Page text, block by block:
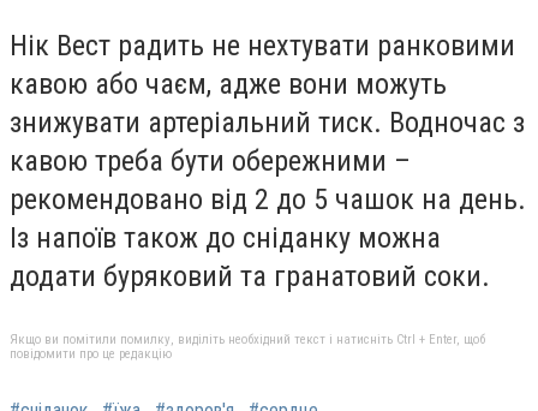
Нік Вест радить не нехтувати ранковими
кавою або чаєм, адже вони можуть
знижувати артеріальний тиск. Водночас з
кавою треба бути обережними –
рекомендовано від 2 до 5 чашок на день.
Із напоїв також до сніданку можна
додати буряковий та гранатовий соки.
Якщо ви помітили помилку, виділіть необхідний текст і натисніть Ctrl + Enter, щоб
повідомити про це редакцію